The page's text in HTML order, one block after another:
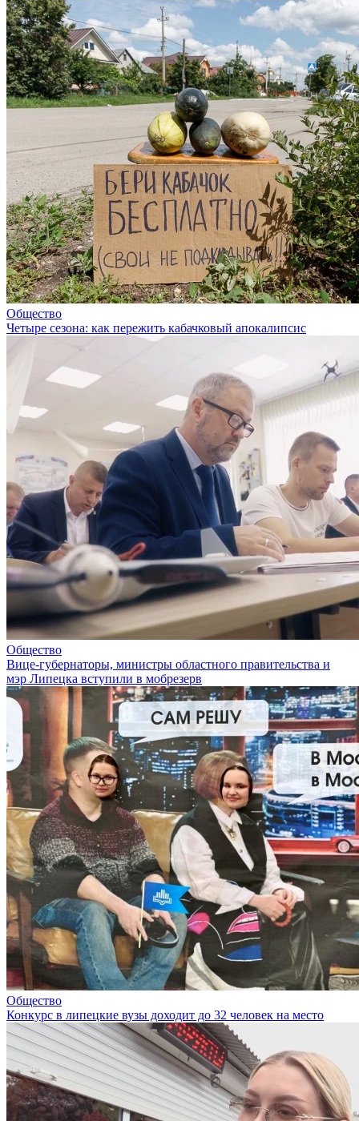
Общество
Четыре сезона: как пережить кабачковый апокалипсис
Общество
Вице-губернаторы, министры областного правительства и
мэр Липецка вступили в мобрезерв
Общество
Конкурс в липецкие вузы доходит до 32 человек на место